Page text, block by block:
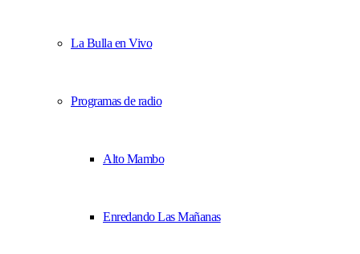
La Bulla en Vivo
Programas de radio
Alto Mambo
Enredando Las Mañanas